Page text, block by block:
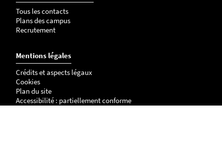
Tous les contacts
Plans des campus
Recrutement
Mentions légales
Crédits et aspects légaux
Cookies
Plan du site
Accessibilité : partiellement conforme